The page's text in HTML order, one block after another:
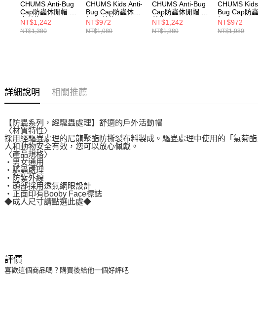
CHUMS Anti-Bug
Cap防蟲休閒帽 淺
卡其綠
CH051461M126
NT$1,242
NT$1,380
CHUMS Kids Anti-
Bug Cap防蟲休閒
帽 深藍綠
CH251084T035
NT$972
NT$1,080
CHUMS Anti-Bug
Cap防蟲休閒帽 深
藍綠
CH051461T035
NT$1,242
NT$1,380
CHUMS
Bug Cap防蟲
帽 Archive
NT$972
NT$1,080
詳細說明 相關推薦
【防蟲系列，經驅蟲處理】舒適的戶外活動帽
〈材質特性〉
採用經驅蟲處理的尼龍聚酯防撕裂布料製成。驅蟲處理中使用的「氯菊
人和動物安全有效，您可以放心佩戴。
〈產品規格〉
・男女通用
・驅蟲處理
・防紫外線
・頭部採用透氣網眼設計
・正面印有Booby Face標誌
◆成人尺寸請點選此處◆
評價
喜歡這個商品嗎？購買後給他一個好評吧